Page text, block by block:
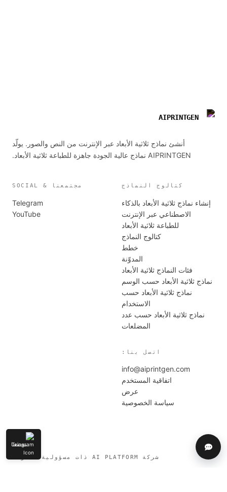
مجتمعنا
مساعدة
AIPRINTGEN
أنشئ نماذج ثلاثية الأبعاد عبر الإنترنت من النص والصور. يولّد
AIPRINTGEN نماذج عالية الجودة جاهزة للطباعة ثلاثية الأبعاد.
كتالوج النماذج
إنشاء نماذج ثلاثية الأبعاد بالذكاء
الاصطناعي عبر الإنترنت
للطباعة ثلاثية الأبعاد
كتالوج النماذج
خطط
المدوّنة
فئات النماذج ثلاثية الأبعاد
نماذج ثلاثية الأبعاد حسب الوسم
نماذج ثلاثية الأبعاد حسب
الاستخدام
نماذج ثلاثية الأبعاد حسب عدد
المضلعات
مجتمعنا & SOCIAL
Telegram
YouTube
اتصل بنا:
info@aiprintgen.com
اتفاقية المستخدم
عرض
سياسة الخصوصية
شركة AI PLATFORM ذات مسؤولية محدودة